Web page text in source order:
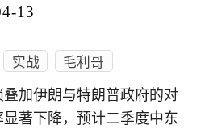
13
实战 毛利哥
加伊朗与特朗普政府的对
著下降，预计二季度中东